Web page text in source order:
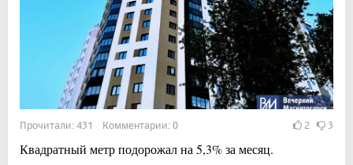
Прочитали: 431 Комментарии: 0 2 3
Квадратный метр подорожал на 5,3% за месяц.